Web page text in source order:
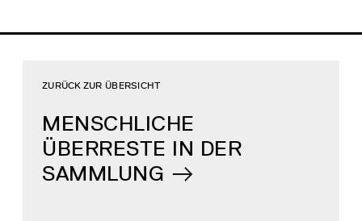
MENSCHLICHE
ÜBERRESTE IN DER
SAMMLUNG
ZURÜCK ZUR ÜBERSICHT